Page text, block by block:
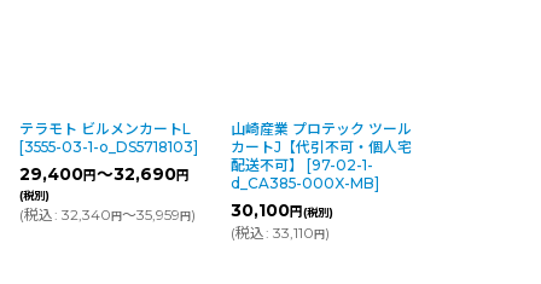
テラモト ビルメンカートL
[3555-03-1-o_DS5718103]
29,400円～32,690円
(税別)
(税込: 32,340円～35,959円)
山崎産業 プロテック ツール
カートJ【代引不可・個人宅
配送不可】
[97-02-1-
d_CA385-000X-MB]
30,100円(税別)
(税込: 33,110円)